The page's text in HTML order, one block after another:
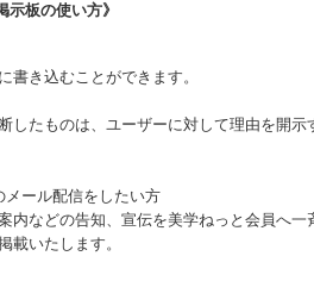
示板の使い方》
書き込むことができます。
たものは、ユーザーに対して理由を開示
ール配信をしたい方
などの告知、宣伝を美学ねっと会員へ
載いたします。